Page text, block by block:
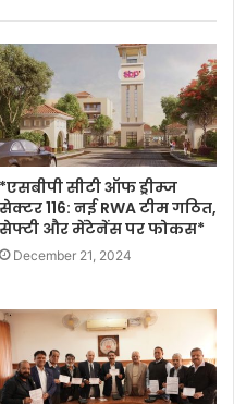
*एसबीपी सीटी ऑफ ड्रीम्ज
सेक्टर 116: नई RWA टीम गठित,
सेफ्टी और मेंटेनेंस पर फोकस*
December 21, 2024